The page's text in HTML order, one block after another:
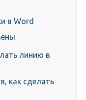
в Word
линию в
как сделать